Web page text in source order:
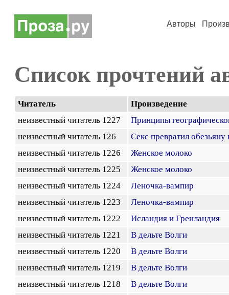
Авторы
Список прочтений
Читатель
Произведение
неизвестный читатель 1227
Принципы
неизвестный читатель 126
Секс превратил обезьяну
неизвестный читатель 1226
Женское молоко
неизвестный читатель 1225
Женское молоко
неизвестный читатель 1224
Леночка-вампир
неизвестный читатель 1223
Леночка-вампир
неизвестный читатель 1222
Исландия и Гренландия
неизвестный читатель 1221
В дельте Волги
неизвестный читатель 1220
В дельте Волги
неизвестный читатель 1219
В дельте Волги
неизвестный читатель 1218
В дельте Волги